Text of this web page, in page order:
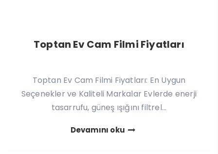
Toptan Ev Cam Filmi Fiyatları
Toptan Ev Cam Filmi Fiyatları: En Uygun
Seçenekler ve Kaliteli Markalar Evlerde enerji
tasarrufu, güneş ışığını filtrel...
Devamını oku